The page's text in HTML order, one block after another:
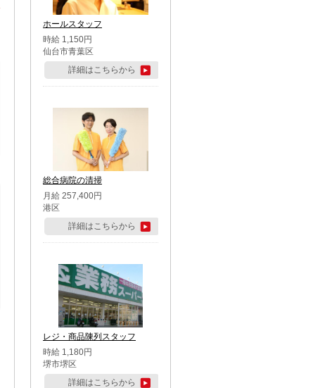
ホールスタッフ
時給 1,150円
仙台市青葉区
詳細はこちらから
総合病院の清掃
月給 257,400円
港区
詳細はこちらから
レジ・商品陳列スタッフ
時給 1,180円
堺市堺区
詳細はこちらから